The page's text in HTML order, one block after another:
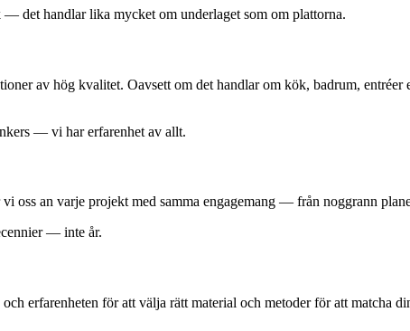
det handlar lika mycket om underlaget som om plattorna.
av hög kvalitet. Oavsett om det handlar om kök, badrum,
— vi har erfarenhet av allt.
oss an varje projekt med samma engagemang — från noggrann
— inte år.
erfarenheten för att välja rätt material och metoder för att matcha